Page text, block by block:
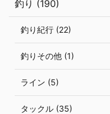
釣り (190)
釣り紀行 (22)
釣りその他 (1)
ライン (5)
タックル (35)